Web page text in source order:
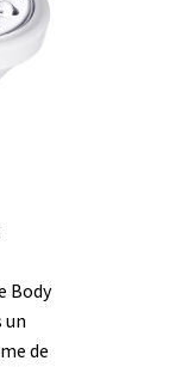
Body
un
de